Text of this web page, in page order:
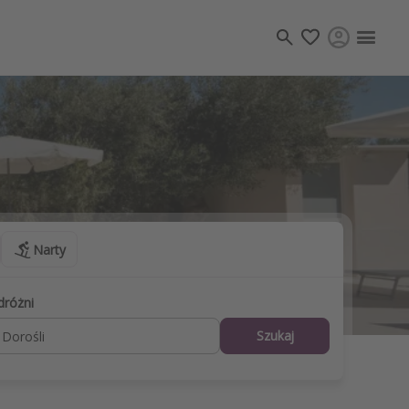
Narty
Szukaj
aplikacje podróżnicze
podróży